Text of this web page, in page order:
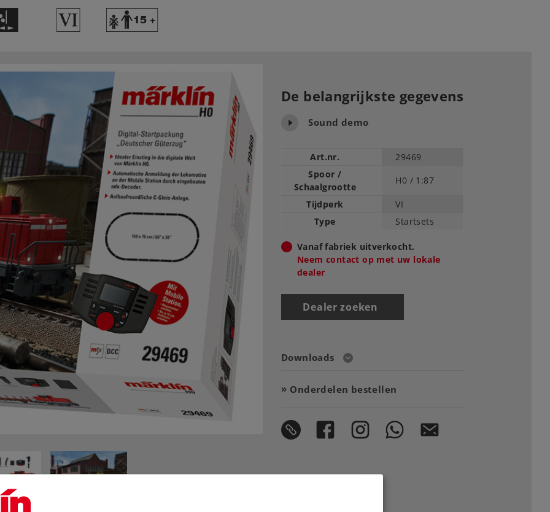
8 Y
De belangrijkste gegevens
Sound demo
Art.nr.
29469
Spoor /
Schaalgrootte
H0 / 1:87
Tijdperk
VI
Type
Startsets
Vanaf fabriek uitverkocht.
Neem contact op met uw lokale
dealer
Dealer zoeken
Downloads
Onderdelen bestellen